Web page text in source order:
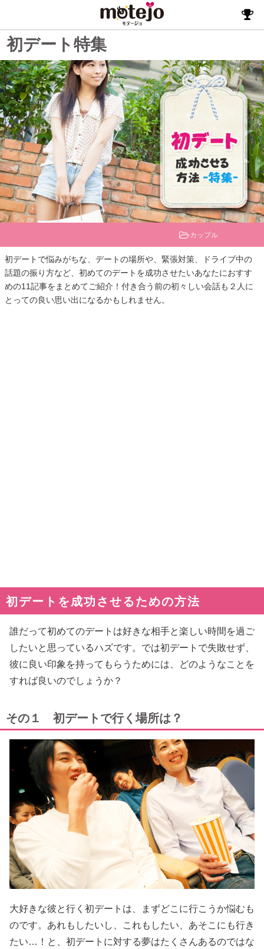
初デート特集
カップル
初デートで悩みがちな、デートの場所や、緊張対策、ドライブ中の
話題の振り方など、初めてのデートを成功させたいあなたにおすす
めの11記事をまとめてご紹介！付き合う前の初々しい会話も２人に
とっての良い思い出になるかもしれません。
初デートを成功させるための方法
誰だって初めてのデートは好きな相手と楽しい時間を過ご
したいと思っているハズです。では初デートで失敗せず、
彼に良い印象を持ってもらうためには、どのようなことを
すれば良いのでしょうか？
その１ 初デートで行く場所は？
大好きな彼と行く初デートは、まずどこに行こうか悩むも
のです。あれもしたいし、これもしたい、あそこにも行き
たい…！と、初デートに対する夢はたくさんあるのではな